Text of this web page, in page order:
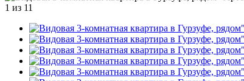
1 из 11